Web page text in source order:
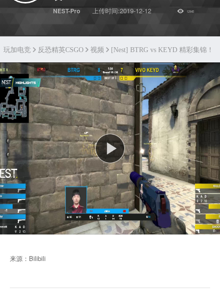
NEST-Pro 上传时间:2019-12-12 12945
玩加电竞 反恐精英CSGO 视频 [Nest] BTRG vs KEYD 精彩集锦！
来源：Bilibili